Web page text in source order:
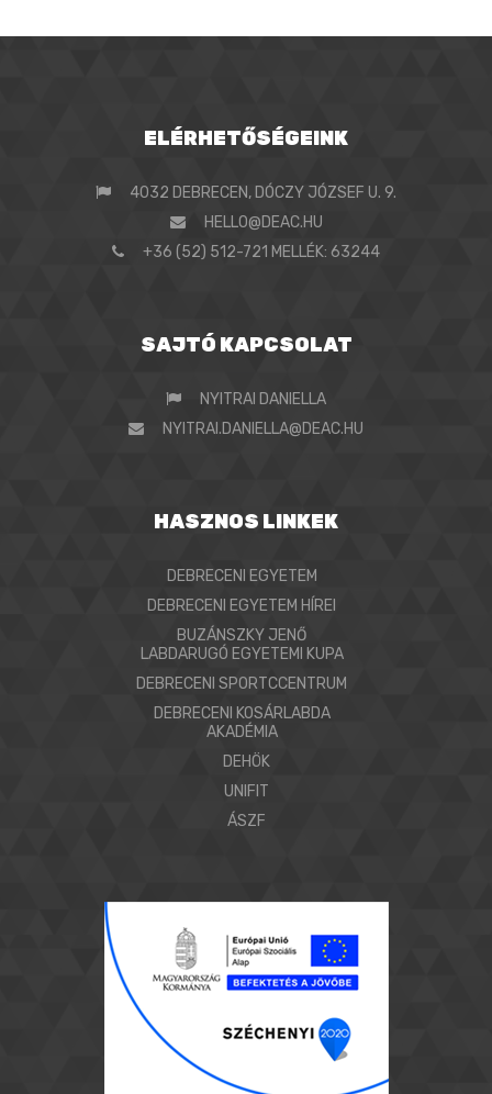
ELÉRHETŐSÉGEINK
4032 DEBRECEN, DÓCZY JÓZSEF U. 9.
HELLO@DEAC.HU
+36 (52) 512-721 MELLÉK: 63244
SAJTÓ KAPCSOLAT
NYITRAI DANIELLA
NYITRAI.DANIELLA@DEAC.HU
HASZNOS LINKEK
DEBRECENI EGYETEM
DEBRECENI EGYETEM HÍREI
BUZÁNSZKY JENŐ
LABDARUGÓ EGYETEMI KUPA
DEBRECENI SPORTCCENTRUM
DEBRECENI KOSÁRLABDA
AKADÉMIA
DEHÖK
UNIFIT
ÁSZF